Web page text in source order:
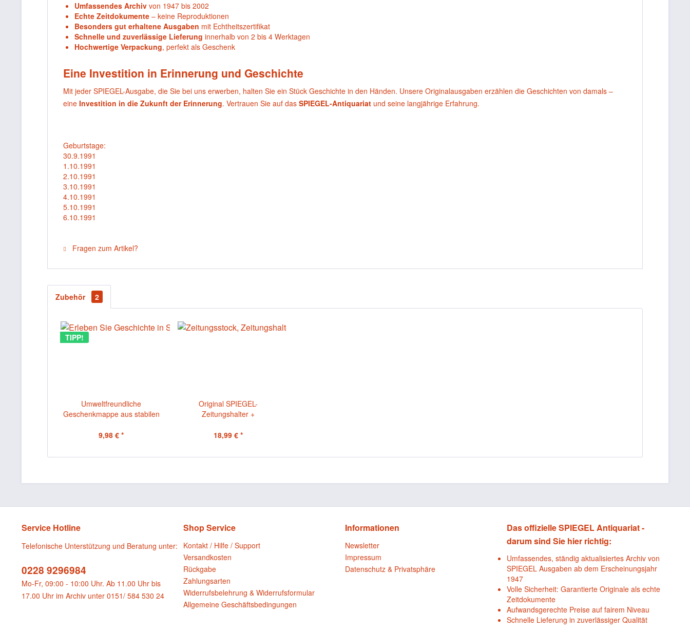
Umfassendes Archiv von 1947 bis 2002
Echte Zeitdokumente – keine Reproduktionen
Besonders gut erhaltene Ausgaben mit Echtheitszertifikat
Schnelle und zuverlässige Lieferung innerhalb von 2 bis 4 Werktagen
Hochwertige Verpackung, perfekt als Geschenk
Eine Investition in Erinnerung und Geschichte
Mit jeder SPIEGEL-Ausgabe, die Sie bei uns erwerben, halten Sie ein Stück Geschichte in den Händen. Unsere Originalausgaben erzählen die Geschichten von damals –
eine Investition in die Zukunft der Erinnerung. Vertrauen Sie auf das SPIEGEL-Antiquariat und seine langjährige Erfahrung.
Geburtstage:
30.9.1991
1.10.1991
2.10.1991
3.10.1991
4.10.1991
5.10.1991
6.10.1991
Fragen zum Artikel?
Zubehör 2
TIPP!
Umweltfreundliche
Geschenkmappe aus stabilen
9,98 € *
Original SPIEGEL-
Zeitungshalter +
18,99 € *
Service Hotline
Telefonische Unterstützung und Beratung unter:
0228 9296984
Mo-Fr, 09:00 - 10:00 Uhr. Ab 11.00 Uhr bis
17.00 Uhr im Archiv unter 0151/ 584 530 24
Shop Service
Kontakt / Hilfe / Support
Versandkosten
Rückgabe
Zahlungsarten
Widerrufsbelehrung & Widerrufsformular
Allgemeine Geschäftsbedingungen
Informationen
Newsletter
Impressum
Datenschutz & Privatsphäre
Das offizielle SPIEGEL Antiquariat -
darum sind Sie hier richtig:
Umfassendes, ständig aktualisiertes Archiv von
SPIEGEL Ausgaben ab dem Erscheinungsjahr
1947
Volle Sicherheit: Garantierte Originale als echte
Zeitdokumente
Aufwandsgerechte Preise auf fairem Niveau
Schnelle Lieferung in zuverlässiger Qualität